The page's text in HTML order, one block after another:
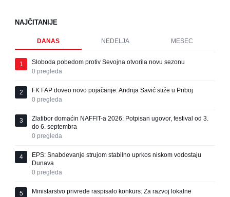
NAJČITANIJE
DANAS NEDELJA MESEC
1
Sloboda pobedom protiv Sevojna otvorila novu sezonu
0 pregleda
2
FK FAP doveo novo pojačanje: Andrija Savić stiže u Priboj
0 pregleda
3
Zlatibor domaćin NAFFIT-a 2026: Potpisan ugovor, festival od 3.
do 6. septembra
0 pregleda
4
EPS: Snabdevanje strujom stabilno uprkos niskom vodostaju
Dunava
0 pregleda
5
Ministarstvo privrede raspisalo konkurs: Za razvoj lokalne